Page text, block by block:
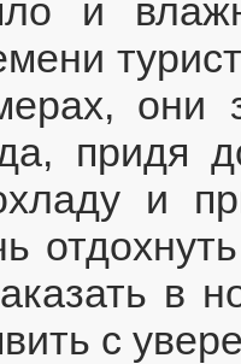
и
они
придя
и
в
с